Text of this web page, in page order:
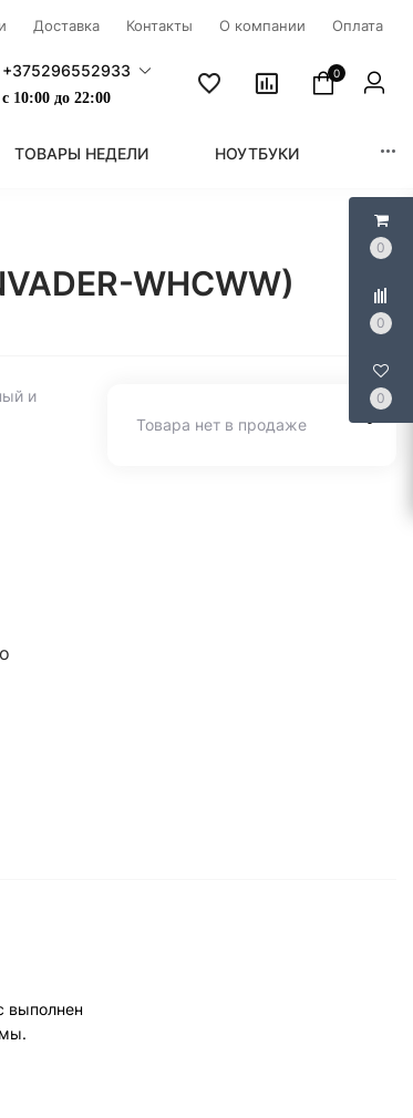
0
0
0
Доставка Контакты О компании Оплата
+375296552933
с 1 0:00 до 22:00
0
ТОВАРЫ НЕДЕЛИ НОУТБУКИ
WHCWW)
и
Товара нет в продаже
выполнен